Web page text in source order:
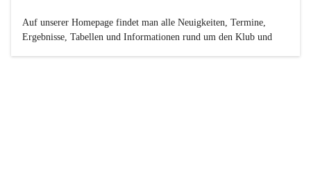
Auf unserer Homepage findet man alle Neuigkeiten, Termine,
Ergebnisse, Tabellen und Informationen rund um den Klub und